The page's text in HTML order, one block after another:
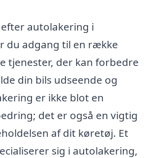
autolakering i
du adgang til en række
tjenester, der kan forbedre
din bils udseende og
er ikke blot en
det er også en vigtig
af dit køretøj. Et
sig i autolakering,